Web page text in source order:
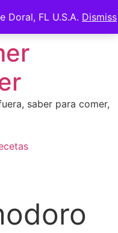
Doral, FL U.S.A. Dismiss
-
saber para comer,